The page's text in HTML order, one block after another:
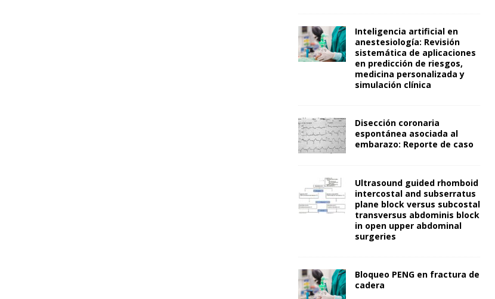
Inteligencia artificial en
anestesiología: Revisión
sistemática de aplicaciones
en predicción de riesgos,
medicina personalizada y
simulación clínica
Disección coronaria
espontánea asociada al
embarazo: Reporte de caso
Ultrasound guided rhomboid
intercostal and subserratus
plane block versus subcostal
transversus abdominis block
in open upper abdominal
surgeries
Bloqueo PENG en fractura de
cadera